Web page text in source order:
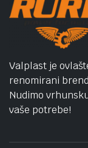
Valplast je
renomirani
Nudimo
vaše potrebe!